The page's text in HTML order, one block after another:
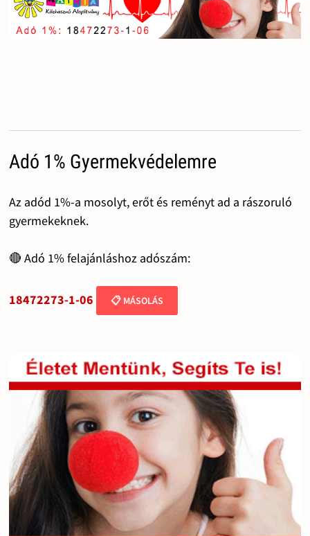
Adó 1% Gyermekvédelemre
Az adód 1%-a mosolyt, erőt és reményt ad a rászoruló
gyermekeknek.
🔴 Adó 1% felajánláshoz adószám:
18472273-1-06 📋 MÁSOLÁS